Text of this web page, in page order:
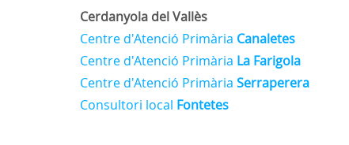
Cerdanyola del Vallès
Centre d'Atenció Primària Canaletes
Centre d'Atenció Primària La Farigola
Centre d'Atenció Primària Serraperera
Consultori local Fontetes